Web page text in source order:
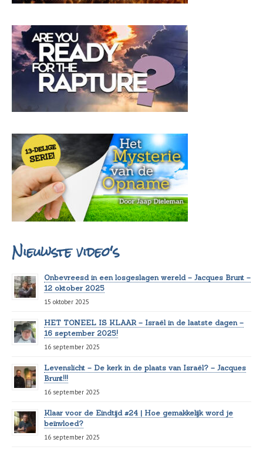
Nieuwste video's
Onbevreesd in een losgeslagen wereld – Jacques Brunt –
12 oktober 2025
15 oktober 2025
HET TONEEL IS KLAAR – Israël in de laatste dagen –
16 september 2025!
16 september 2025
Levenslicht – De kerk in de plaats van Israël? – Jacques
Brunt!!!
16 september 2025
Klaar voor de Eindtijd #24 | Hoe gemakkelijk word je
beïnvloed?
16 september 2025